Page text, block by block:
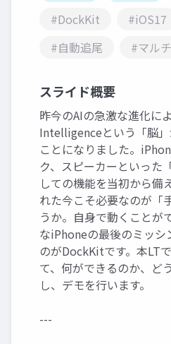
#DockKit
#iOS17
#自動追尾
#マル
スライド概要
昨今のAIの急激な進化に
Intelligenceという「脳
ことになりました。
ク、スピーカーといった
しての機能を当初から備
れた今こそ必要なのが「
うか。自身で動くことが
なiPhoneの最後のミッシ
のがDockKitです。本LT
て、何ができるのか、ど
し、デモを行います。
---